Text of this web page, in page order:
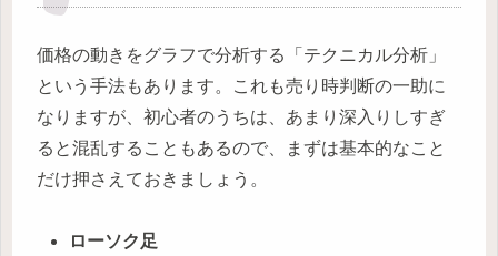
価格の動きをグラフで分析する「テクニカル分析」
という手法もあります。これも売り時判断の一助に
なりますが、初心者のうちは、あまり深入りしすぎ
ると混乱することもあるので、まずは基本的なこと
だけ押さえておきましょう。
ローソク足